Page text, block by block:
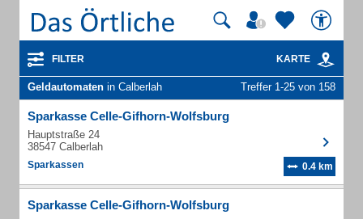
FILTER KARTE
Geldautomaten in Calberlah Treffer 1-25 von 158
Sparkasse Celle-Gifhorn-Wolfsburg
Hauptstraße 24
38547 Calberlah
Sparkassen 0.4 km
Sparkasse Celle-Gifhorn-Wolfsburg